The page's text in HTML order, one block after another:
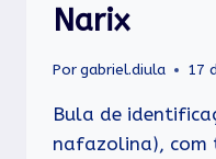
Narix
Porgabriel.diula 17
Bula de
nafazolina), com